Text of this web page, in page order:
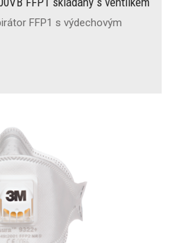
FFP1 s výdechovým